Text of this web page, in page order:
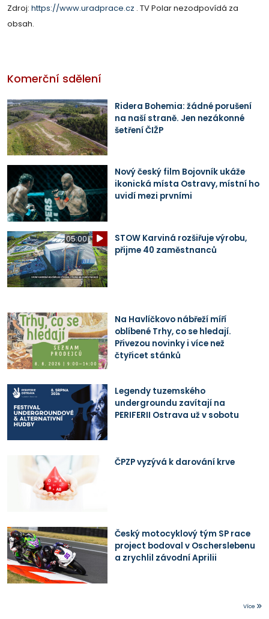
Zdroj: https://www.uradprace.cz . TV Polar nezodpovídá za
obsah.
Komerční sdělení
Ridera Bohemia: žádné porušení
na naší straně. Jen nezákonné
šetření ČIŽP
Nový český film Bojovník ukáže
ikonická místa Ostravy, místní ho
uvidí mezi prvními
05:00
STOW Karviná rozšiřuje výrobu,
přijme 40 zaměstnanců
Na Havlíčkovo nábřeží míří
oblíbené Trhy, co se hledají.
Přivezou novinky i více než
čtyřicet stánků
Legendy tuzemského
undergroundu zavítají na
PERIFERII Ostrava už v sobotu
ČPZP vyzývá k darování krve
Český motocyklový tým SP race
project bodoval v Oscherslebenu
a zrychlil závodní Aprilii
Více